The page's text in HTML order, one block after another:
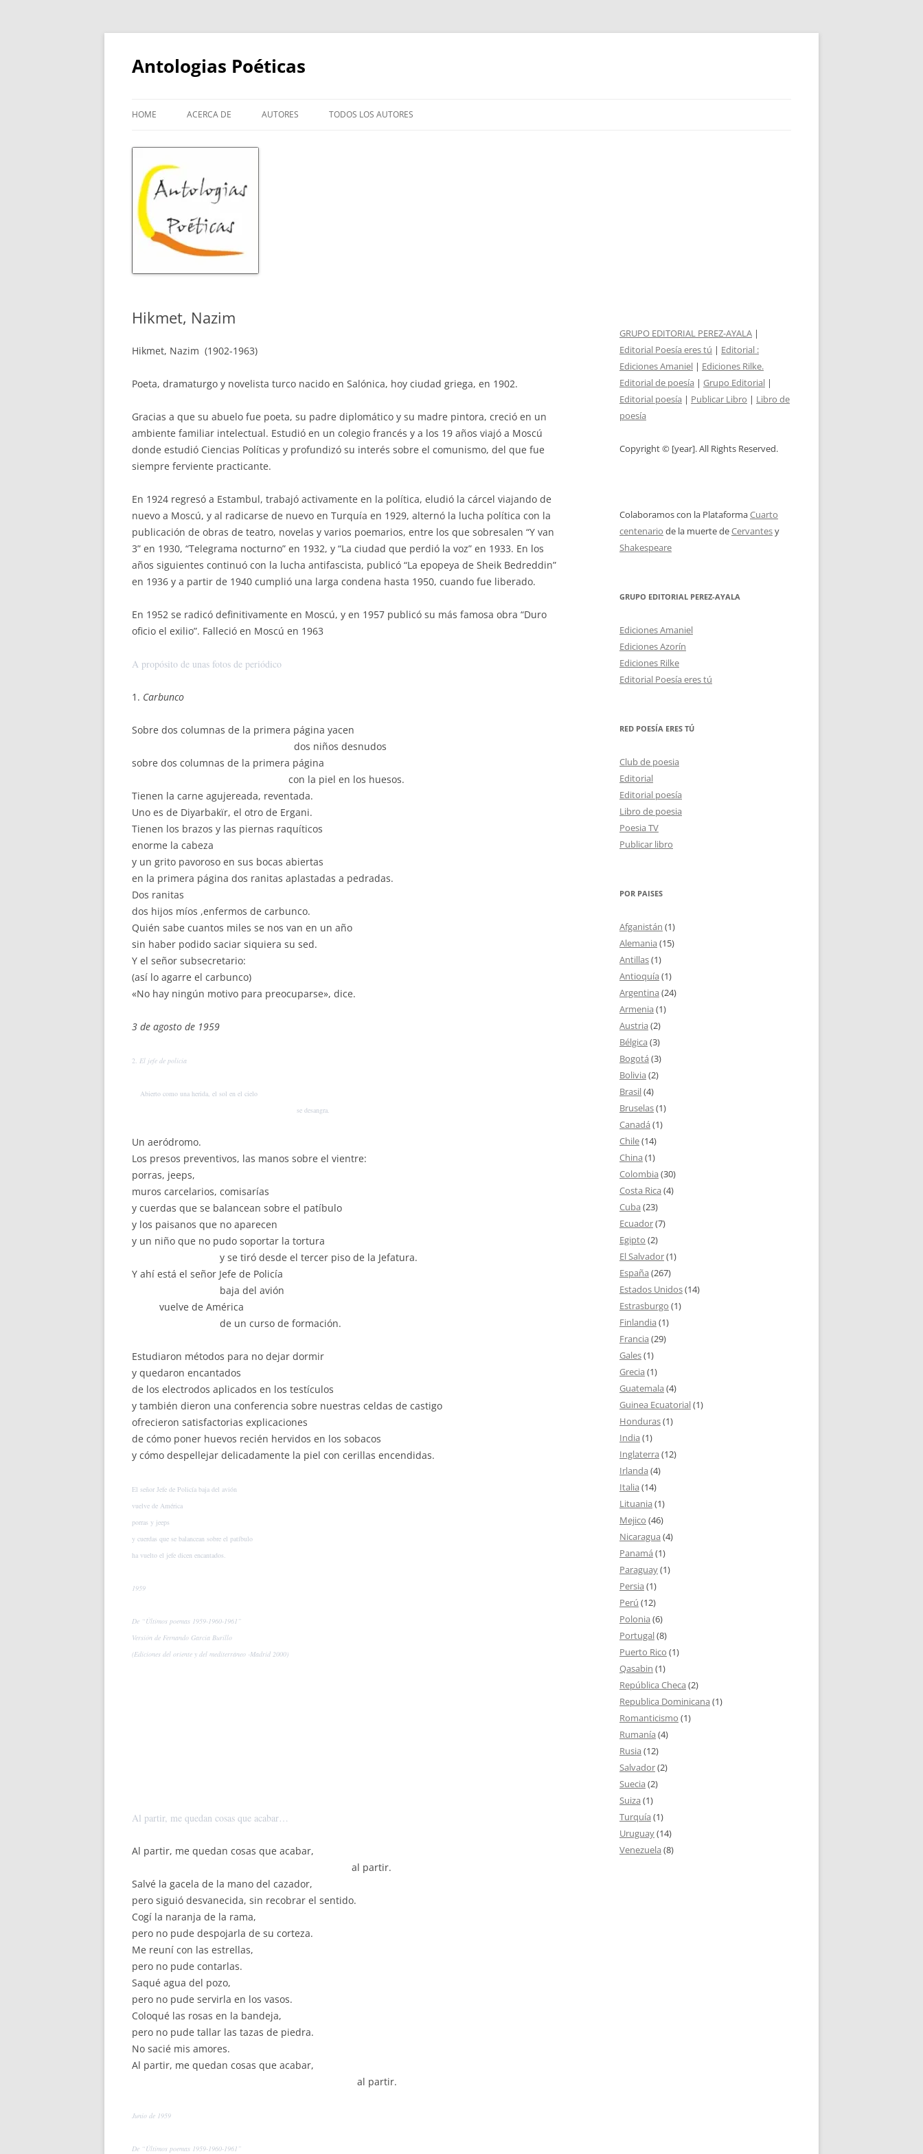
Skip
Antologias Poéticas
HOME ACERCA DE AUTORES TODOS LOS AUTORES
Hikmet, Nazim
Hikmet, Nazim (1902-1963)
Poeta, dramaturgo y novelista turco nacido en Salónica, hoy ciudad griega, en 1902.
Gracias a que su abuelo fue poeta, su padre diplomático y su madre pintora, creció en un
ambiente familiar intelectual. Estudió en un colegio francés y a los 19 años viajó a Moscú
donde estudió Ciencias Políticas y profundizó su interés sobre el comunismo, del que fue
siempre ferviente practicante.
En 1924 regresó a Estambul, trabajó activamente en la política, eludió la cárcel viajando de
nuevo a Moscú, y al radicarse de nuevo en Turquía en 1929, alternó la lucha política con la
publicación de obras de teatro, novelas y varios poemarios, entre los que sobresalen “Y van
3” en 1930, “Telegrama nocturno” en 1932, y “La ciudad que perdió la voz” en 1933. En los
años siguientes continuó con la lucha antifascista, publicó “La epopeya de Sheik Bedreddin”
en 1936 y a partir de 1940 cumplió una larga condena hasta 1950, cuando fue liberado.
En 1952 se radicó definitivamente en Moscú, y en 1957 publicó su más famosa obra “Duro
oficio el exilio”. Falleció en Moscú en 1963
A propósito de unas fotos de periódico
1. Carbunco
Sobre dos columnas de la primera página yacen
dos niños desnudos
sobre dos columnas de la primera página
con la piel en los huesos.
Tienen la carne agujereada, reventada.
Uno es de Diyarbakïr, el otro de Ergani.
Tienen los brazos y las piernas raquíticos
enorme la cabeza
y un grito pavoroso en sus bocas abiertas
en la primera página dos ranitas aplastadas a pedradas.
Dos ranitas
dos hijos míos ,enfermos de carbunco.
Quién sabe cuantos miles se nos van en un año
sin haber podido saciar siquiera su sed.
Y el señor subsecretario:
(así lo agarre el carbunco)
«No hay ningún motivo para preocuparse», dice.
3 de agosto de 1959
2. El jefe de policía
Abierto como una herida, el sol en el cielo
se desangra.
Un aeródromo.
Los presos preventivos, las manos sobre el vientre:
porras, jeeps,
muros carcelarios, comisarías
y cuerdas que se balancean sobre el patíbulo
y los paisanos que no aparecen
y un niño que no pudo soportar la tortura
y se tiró desde el tercer piso de la Jefatura.
Y ahí está el señor Jefe de Policía
baja del avión
vuelve de América
de un curso de formación.
Estudiaron métodos para no dejar dormir
y quedaron encantados
de los electrodos aplicados en los testículos
y también dieron una conferencia sobre nuestras celdas de castigo
ofrecieron satisfactorias explicaciones
de cómo poner huevos recién hervidos en los sobacos
y cómo despellejar delicadamente la piel con cerillas encendidas.
El señor Jefe de Policía baja del avión
vuelve de América
porras y jeeps
y cuerdas que se balancean sobre el patíbulo
ha vuelto el jefe dicen encantados.
1959
De “Últimos poemas 1959-1960-1961”
Versión de Fernando García Burillo
(Ediciones del oriente y del mediterráneo -Madrid 2000)
Al partir, me quedan cosas que acabar…
Al partir, me quedan cosas que acabar,
al partir.
Salvé la gacela de la mano del cazador,
pero siguió desvanecida, sin recobrar el sentido.
Cogí la naranja de la rama,
pero no pude despojarla de su corteza.
Me reuní con las estrellas,
pero no pude contarlas.
Saqué agua del pozo,
pero no pude servirla en los vasos.
Coloqué las rosas en la bandeja,
pero no pude tallar las tazas de piedra.
No sacié mis amores.
Al partir, me quedan cosas que acabar,
al partir.
Junio de 1959
De “Últimos poemas 1959-1960-1961”
GRUPO EDITORIAL PEREZ-AYALA |
Editorial Poesía eres tú | Editorial :
Ediciones Amaniel | Ediciones Rilke.
Editorial de poesía | Grupo Editorial |
Editorial poesía | Publicar Libro | Libro de
poesía
Copyright © [year]. All Rights Reserved.
Colaboramos con la PlataformaCuarto
centenario de la muerte deCervantesy
Shakespeare
GRUPO EDITORIAL PEREZ-AYALA
Ediciones Amaniel
Ediciones Azorín
Ediciones Rilke
Editorial Poesía eres tú
RED POESÍA ERES TÚ
Club de poesia
Editorial
Editorial poesía
Libro de poesia
Poesia TV
Publicar libro
POR PAISES
Afganistán (1)
Alemania (15)
Antillas(1)
Antioquía (1)
Argentina (24)
Armenia (1)
Austria (2)
Bélgica (3)
Bogotá (3)
Bolivia (2)
Brasil(4)
Bruselas(1)
Canadá (1)
Chile(14)
China (1)
Colombia (30)
Costa Rica (4)
Cuba (23)
Ecuador(7)
Egipto (2)
El Salvador(1)
España (267)
Estados Unidos(14)
Estrasburgo (1)
Finlandia (1)
Francia (29)
Gales(1)
Grecia (1)
Guatemala (4)
Guinea Ecuatorial(1)
Honduras(1)
India (1)
Inglaterra (12)
Irlanda (4)
Italia (14)
Lituania (1)
Mejico (46)
Nicaragua (4)
Panamá (1)
Paraguay(1)
Persia (1)
Perú (12)
Polonia (6)
Portugal(8)
Puerto Rico (1)
Qasabin (1)
República Checa (2)
Republica Dominicana (1)
Romanticismo (1)
Rumanía (4)
Rusia (12)
Salvador(2)
Suecia (2)
Suiza (1)
Turquía (1)
Uruguay(14)
Venezuela (8)